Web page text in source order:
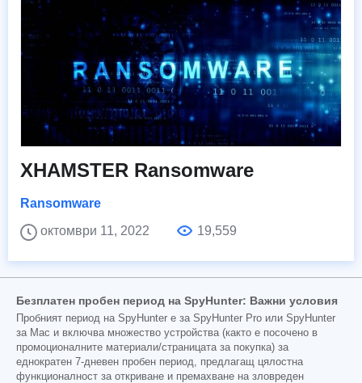
XHAMSTER Ransomware
Ransomware
октомври 11, 2022
19,559
Безплатен пробен период на SpyHunter: Важни условия
Пробният период на SpyHunter е за SpyHunter Pro или SpyHunter
за Mac и включва множество устройства (както е посочено в
промоционалните материали/страницата за покупка) за
еднократен 7-дневен пробен период, предлагащ цялостна
функционалност за откриване и премахване на зловреден